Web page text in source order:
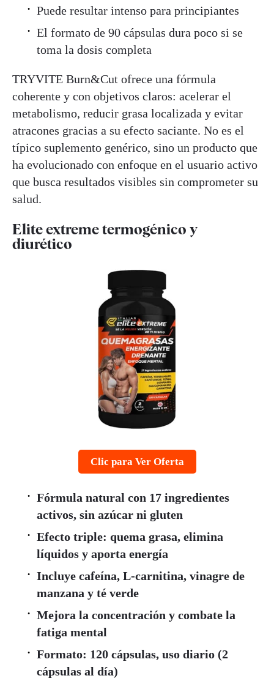
Puede resultar intenso para principiantes
El formato de 90 cápsulas dura poco si se
toma la dosis completa
TRYVITE Burn&Cut ofrece una fórmula
coherente y con objetivos claros: acelerar el
metabolismo, reducir grasa localizada y evitar
atracones gracias a su efecto saciante. No es el
típico suplemento genérico, sino un producto que
ha evolucionado con enfoque en el usuario activo
que busca resultados visibles sin comprometer su
salud.
Elite extreme termogénico y
diurético
Clic para Ver Oferta
Fórmula natural con 17 ingredientes
activos, sin azúcar ni gluten
Efecto triple: quema grasa, elimina
líquidos y aporta energía
Incluye cafeína, L-carnitina, vinagre de
manzana y té verde
Mejora la concentración y combate la
fatiga mental
Formato: 120 cápsulas, uso diario (2
cápsulas al día)